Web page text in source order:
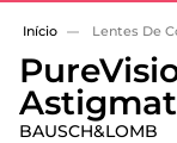
Lentes De
BAUSCH&LOMB